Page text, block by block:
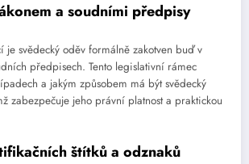
a soudními předpisy
je svědecký oděv formálně zakotven buď v
předpisech. Tento legislativní rámec
a jakým způsobem má být svědecký
zabezpečuje jeho právní platnost a praktickou
štítků a odznaků